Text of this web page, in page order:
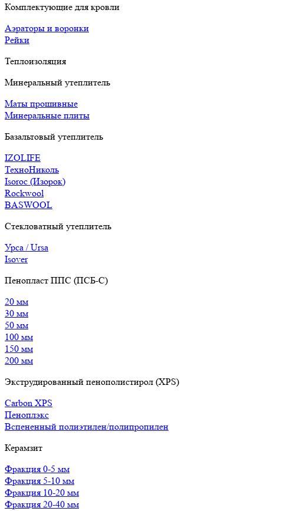
Комплектующие для кровли
Аэраторы и воронки
Рейки
Теплоизоляция
Минеральный утеплитель
Маты прошивные
Минеральные плиты
Базальтовый утеплитель
IZOLIFE
ТехноНиколь
Isoroc (Изорок)
Rockwool
BASWOOL
Стекловатный утеплитель
Урса / Ursa
Isover
Пенопласт ППС (ПСБ-С)
20 мм
30 мм
50 мм
100 мм
150 мм
200 мм
Экструдированный пенополистирол (XPS)
Carbon XPS
Пеноплэкс
Вспененный полиэтилен/полипропилен
Керамзит
Фракция 0-5 мм
Фракция 5-10 мм
Фракция 10-20 мм
Фракция 20-40 мм